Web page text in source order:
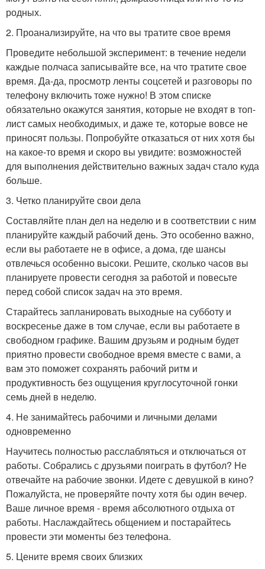
родных.
2. Проанализируйте, на что вы тратите свое время
Проведите небольшой эксперимент: в течение недели
каждые полчаса записывайте все, на что тратите свое
время. Да-да, просмотр ленты соцсетей и разговоры по
телефону включить тоже нужно! В этом списке
обязательно окажутся занятия, которые не входят в топ-
лист самых необходимых, и даже те, которые вовсе не
приносят пользы. Попробуйте отказаться от них хотя бы
на какое-то время и скоро вы увидите: возможностей
для выполнения действительно важных задач стало куда
больше.
3. Четко планируйте свои дела
Составляйте план дел на неделю и в соответствии с ним
планируйте каждый рабочий день. Это особенно важно,
если вы работаете не в офисе, а дома, где шансы
отвлечься особенно высоки. Решите, сколько часов вы
планируете провести сегодня за работой и повесьте
перед собой список задач на это время.
Старайтесь запланировать выходные на субботу и
воскресенье даже в том случае, если вы работаете в
свободном графике. Вашим друзьям и родным будет
приятно провести свободное время вместе с вами, а
вам это поможет сохранять рабочий ритм и
продуктивность без ощущения круглосуточной гонки
семь дней в неделю.
4. Не занимайтесь рабочими и личными делами
одновременно
Научитесь полностью расслабляться и отключаться от
работы. Собрались с друзьями поиграть в футбол? Не
отвечайте на рабочие звонки. Идете с девушкой в кино?
Пожалуйста, не проверяйте почту хотя бы один вечер.
Ваше личное время - время абсолютного отдыха от
работы. Наслаждайтесь общением и постарайтесь
провести эти моменты без телефона.
5. Цените время своих близких